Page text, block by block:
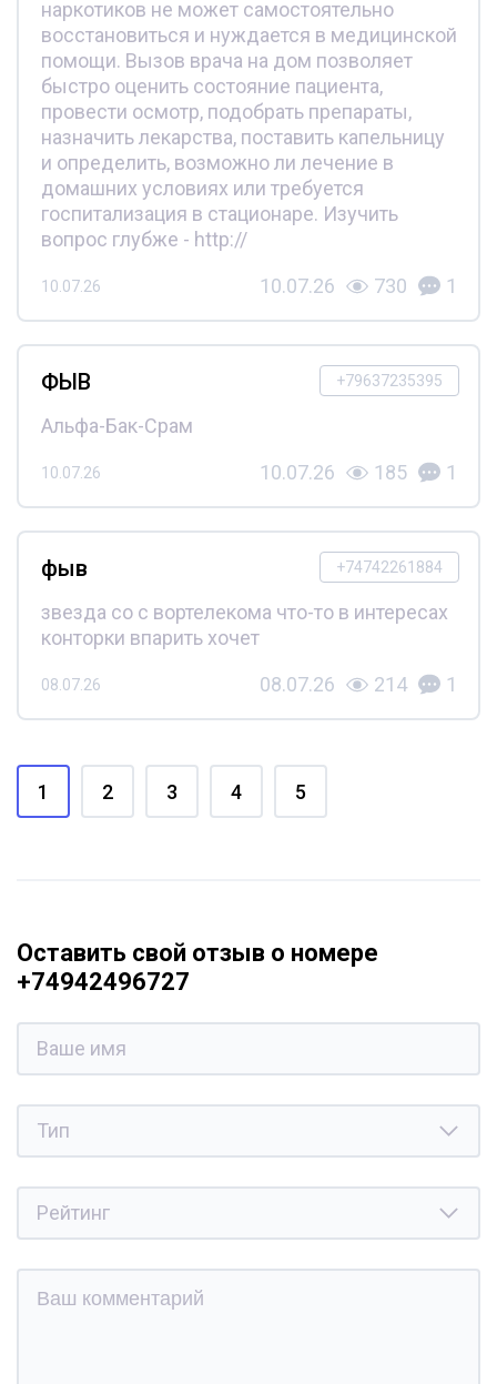
наркотиков не может самостоятельно
восстановиться и нуждается в медицинской
помощи. Вызов врача на дом позволяет
быстро оценить состояние пациента,
провести осмотр, подобрать препараты,
назначить лекарства, поставить капельницу
и определить, возможно ли лечение в
домашних условиях или требуется
госпитализация в стационаре. Изучить
вопрос глубже - http://
10.07.26 10.07.26 730 1
+79637235395
ФЫВ
Альфа-Бак-Срам
10.07.26 10.07.26 185 1
+74742261884
фыв
звезда со с вортелекома что-то в интересах
конторки впарить хочет
08.07.26 08.07.26 214 1
1 2 3 4 5
Оставить свой отзыв о номере
+74942496727